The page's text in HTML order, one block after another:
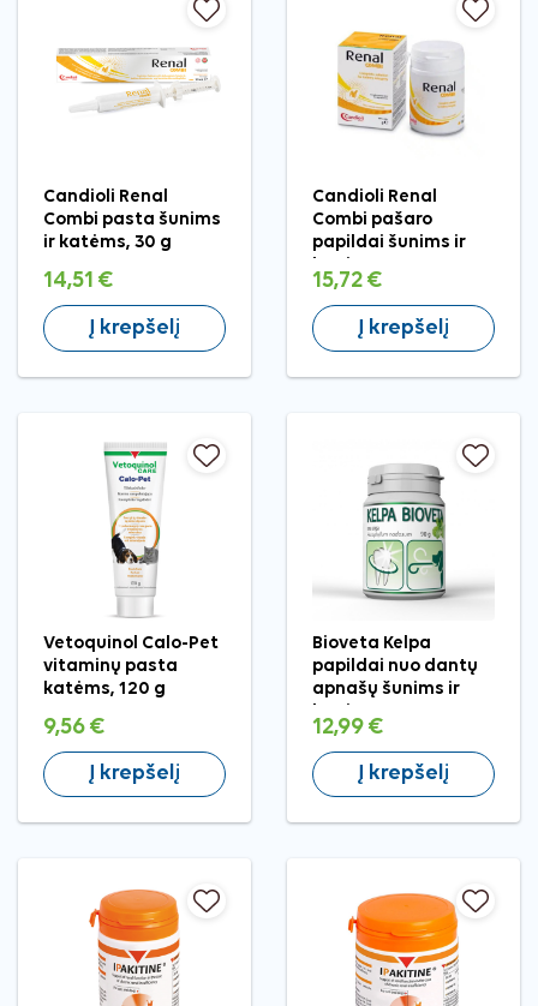
Candioli Renal
Combi pasta šunims
ir katėms, 30 g
14,51 €
Į krepšelį
Candioli Renal
Combi pašaro
papildai šunims ir
15,72 €
Į krepšelį
Vetoquinol Calo-Pet
vitaminų pasta
katėms, 120 g
9,56 €
Į krepšelį
Bioveta Kelpa
papildai nuo dantų
apnašų šunims ir
katėms, 90 g
12,99 €
Į krepšelį